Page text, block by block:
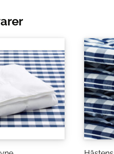
du holder en jævn
ventilation:Luften
forhindrer overophedning.
holdbarhed:Hästens’
sikrer, at dynen bevarer
år.
af Hästens